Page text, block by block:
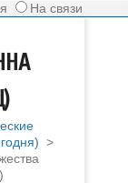
На связи
>